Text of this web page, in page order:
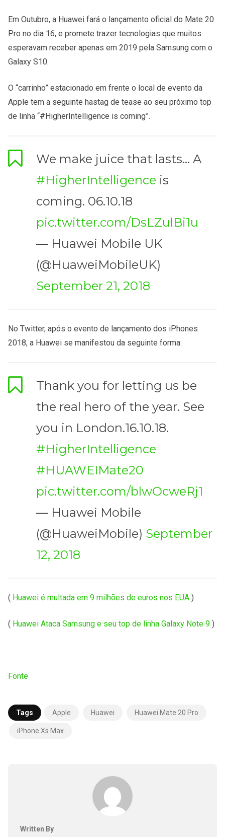
Em Outubro, a Huawei fará o lançamento oficial do Mate 20
Pro no dia 16, e promete trazer tecnologias que muitos
esperavam receber apenas em 2019 pela Samsung com o
Galaxy S10.
O “carrinho” estacionado em frente o local de evento da
Apple tem a seguinte hastag de tease ao seu próximo top
de linha “#HigherIntelligence is coming”.
We make juice that lasts… A
#HigherIntelligence is
coming. 06.10.18
pic.twitter.com/DsLZulBi1u
— Huawei Mobile UK
(@HuaweiMobileUK)
September 21, 2018
No Twitter, após o evento de lançamento dos iPhones
2018, a Huawei se manifestou da seguinte forma:
Thank you for letting us be
the real hero of the year. See
you in London.16.10.18.
#HigherIntelligence
#HUAWEIMate20
pic.twitter.com/blwOcweRj1
— Huawei Mobile
(@HuaweiMobile) September
12, 2018
( Huawei é multada em 9 milhões de euros nos EUA )
( Huawei Ataca Samsung e seu top de linha Galaxy Note 9 )
Fonte
Tags Apple Huawei Huawei Mate 20 Pro
iPhone Xs Max
Written By